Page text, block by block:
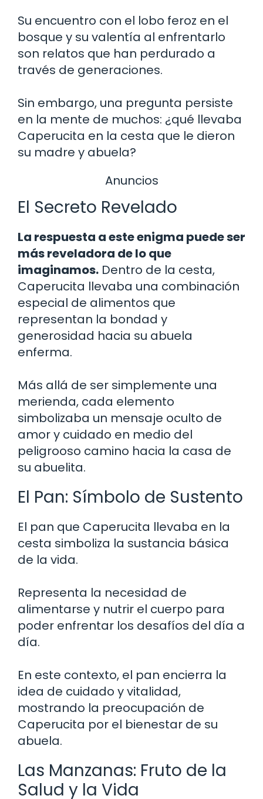
Su encuentro con el lobo feroz en el
bosque y su valentía al enfrentarlo
son relatos que han perdurado a
través de generaciones.
Sin embargo, una pregunta persiste
en la mente de muchos: ¿qué llevaba
Caperucita en la cesta que le dieron
su madre y abuela?
Anuncios
El Secreto Revelado
La respuesta a este enigma puede ser
más reveladora de lo que
imaginamos. Dentro de la cesta,
Caperucita llevaba una combinación
especial de alimentos que
representan la bondad y
generosidad hacia su abuela
enferma.
Más allá de ser simplemente una
merienda, cada elemento
simbolizaba un mensaje oculto de
amor y cuidado en medio del
peligrooso camino hacia la casa de
su abuelita.
El Pan: Símbolo de Sustento
El pan que Caperucita llevaba en la
cesta simboliza la sustancia básica
de la vida.
Representa la necesidad de
alimentarse y nutrir el cuerpo para
poder enfrentar los desafíos del día a
día.
En este contexto, el pan encierra la
idea de cuidado y vitalidad,
mostrando la preocupación de
Caperucita por el bienestar de su
abuela.
Las Manzanas: Fruto de la
Salud y la Vida